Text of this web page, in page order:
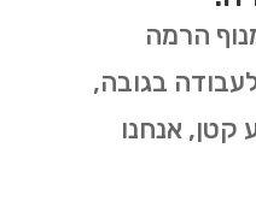
הרמה
בגובה,
קטן, אנחנו